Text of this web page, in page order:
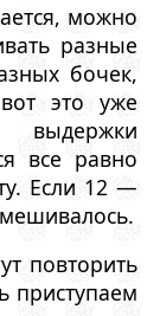
можно
разные
бочек,
это уже
все равно
Если 12 —
повторить
приступаем